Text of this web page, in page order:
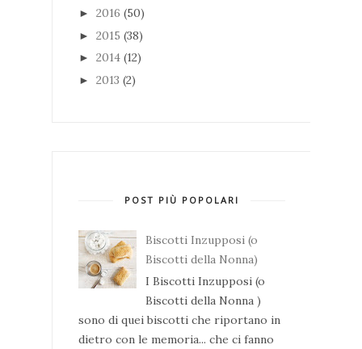
► 2016 (50)
► 2015 (38)
► 2014 (12)
► 2013 (2)
POST PIÙ POPOLARI
Biscotti Inzupposi (o
Biscotti della Nonna)
I Biscotti Inzupposi (o
Biscotti della Nonna )
sono di quei biscotti che riportano in
dietro con le memoria... che ci fanno